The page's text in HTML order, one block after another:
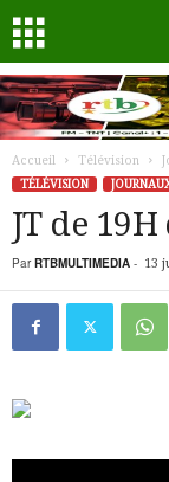
Accueil Télévision
TÉLÉVISION
JT de
Par RTBMULTIMEDIA - 13